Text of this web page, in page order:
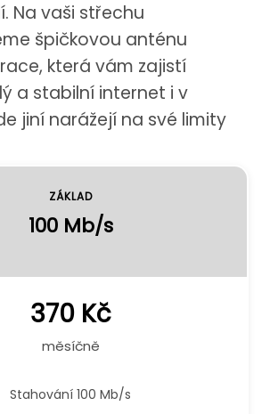
Na vaši střechu
špičkovou anténu
která vám zajistí
a stabilní internet i v
jiní narážejí na své limity
ZÁKLAD
100 Mb/s
370 Kč
měsíčně
Stahování 100 Mb/s